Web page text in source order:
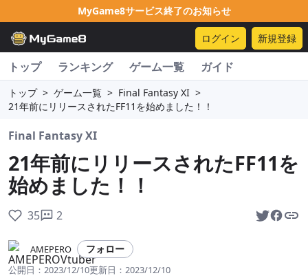
MyGame8サービス終了のお知らせ
ログイン 新規登録
トップ ランキング ゲーム一覧 ガイド
トップ > ゲーム一覧 > Final Fantasy XI >
21年前にリリースされたFF11を始めました！！
Final Fantasy XI
21年前にリリースされたFF11を
始めました！！
35 2
AMEPERO フォロー
公開日： 2023/12/10更新日： 2023/12/10